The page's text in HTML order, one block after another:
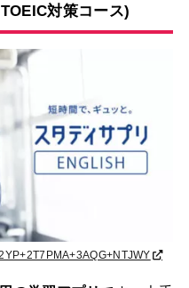
対策コース)